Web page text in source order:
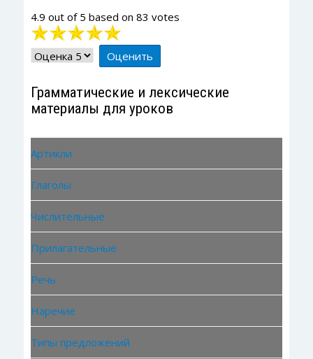
4.9 out of 5 based on 83 votes
Рейтинг:
5/5
Пожалуйста,
оцените
Грамматические и лексические
материалы для уроков
Артикли
Глаголы
Числительные
Прилагательные
Речь
Наречие
Типы предложений